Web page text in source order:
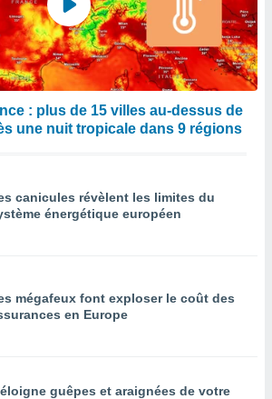
: plus de 15 villes au-dessus de
une nuit tropicale dans 9 régions
canicules révèlent les limites du
énergétique européen
mégafeux font exploser le coût des
en Europe
guêpes et araignées de votre